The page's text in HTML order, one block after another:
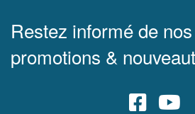
Restez informé de
promotions &